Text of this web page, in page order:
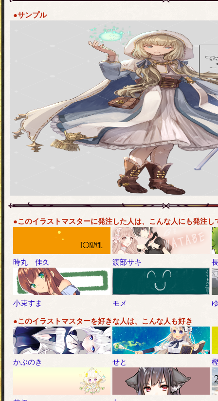
●サンプル
●このイラストマスターに発注した人は、こんな人にも発注し
時丸 佳久 渡部サキ
小束すま モメ
●このイラストマスターを好きな人は、こんな人も好き
かぶのき せと